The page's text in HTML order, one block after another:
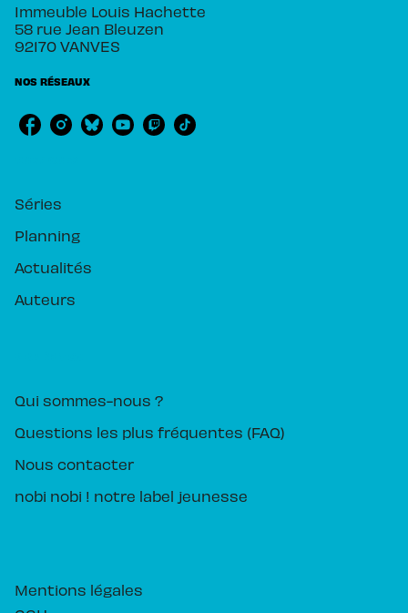
Immeuble Louis Hachette
58 rue Jean Bleuzen
92170 VANVES
NOS RÉSEAUX
Séries
Planning
Actualités
Auteurs
Qui sommes-nous ?
Questions les plus fréquentes (FAQ)
Nous contacter
nobi nobi ! notre label jeunesse
Mentions légales